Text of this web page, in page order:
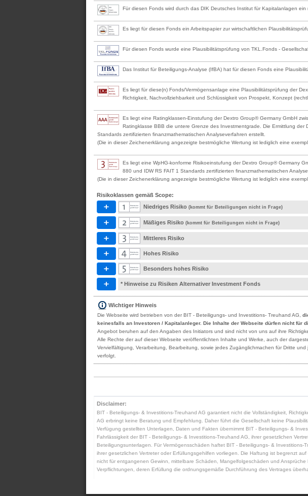
Für diesen Fonds wird durch das DIK Deutsches Institut für Kapitalanlagen
Es liegt für diesen Fonds ein Arbeitspapier zur wirtschaftlichen
Für diesen Fonds wurde eine Plausibilitätsprüfung von TKL.Fonds -
Das Institut für Beteiligungs-Analyse (IfBA) hat für diesen Fonds eine
Es liegt für diese(n) Fonds/Vermögensanlage eine Plausibilitätsprüfung der
Richtigkeit, Nachvollziehbarkeit und Schlüssigkeit von Prospekt, Konzept
Es liegt eine Ratingklassen-Einstufung der Dextro Group® Germany GmbH
Ratingklasse BBB die untere Grenze des Investmentgrade. Die Ermittlung der
Standards zertifizierten finanzmathematischen Analyseverfahren erstellt.
(Die in dieser Zeichenerklärung angezeigte bestmögliche Wertung ist lediglich eine
Es liegt eine WpHG-konforme Risikoeinstufung der Dextro Group® Germany
880 und IDW RS FAIT 1 Standards zertifizierten finanzmathematischen
(Die in dieser Zeichenerklärung angezeigte bestmögliche Wertung ist lediglich eine
Risikoklassen gemäß Scope:
Niedriges Risiko (kommt für Beteiligungen nicht in Frage)
Mäßiges Risiko (kommt für Beteiligungen nicht in Frage)
Mittleres Risiko
Hohes Risiko
Besonders hohes Risiko
* Hinweise zu Risiken Alternativer Investment Fonds
Wichtiger Hinweis
Die Webseite wird betrieben von der BIT - Beteiligungs- und Investitions- Treuhand AG,
keinesfalls an Investoren / Kapitalanleger. Die Inhalte der Webseite dürfen nicht für
Angebot beruhen auf den Angaben des Initiators und sind nicht von uns auf ihre
Alle Rechte der auf dieser Webseite veröffentlichten Inhalte und Werke, auch der
Vervielfältigung, Verarbeitung, Bearbeitung, sowie jedes Zugänglichmachen für Dritte
verfolgt.
Disclaimer:
BIT - Beteiligungs- & Investitions-Treuhand AG garantiert nicht die Vollständigkeit,
AG erbringt keine Beratung und Empfehlung. Daher führt die Gesellschaft keine
Verfügung gestellten Unterlagen, Daten und Fakten übernimmt BIT - Beteiligungs- &
Fahrlässigkeit der BIT - Beteiligungs- & Investitions-Treuhand AG, ihrer gesetzlichen
Beteiligungsunterlagen. Für Vermögensschäden haftet BIT - Beteiligungs- &
ihrer gesetzlichen Vertreter oder Erfüllungsgehilfen vorliegen. Die Haftung ist begrenzt
nicht für entgangenen Gewinn, mittelbare Schäden, Mangelfolgeschäden und
Verpflichtungen, deren Erfüllung die ordnungsgemäße Durchführung des Vertrages